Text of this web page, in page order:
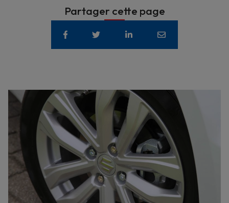
Partager cette page